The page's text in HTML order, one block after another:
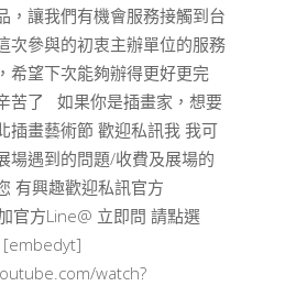
，讓我們有機會服務接觸到台
次參與的初衷主辦單位的服務
希望下次能夠辦得更好更完
苦了 如果你是插畫家，想要
插畫藝術節 歡迎私訊我 我可
場遇到的問題/收費及展場的
有興趣歡迎私訊官方
官方Line@ 立即問 請點選
[embedyt]
watch?